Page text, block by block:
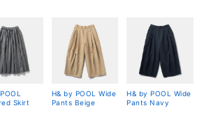
Skirt
H& by POOL Wide
Pants Beige
H& by POOL Wide
Pants Navy